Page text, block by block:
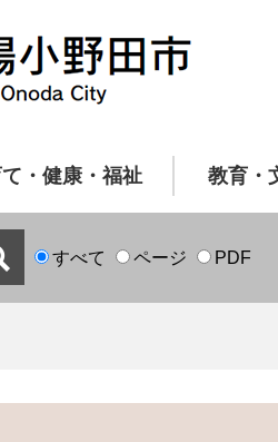
・健康・福祉 教育・
すべて ページ PDF